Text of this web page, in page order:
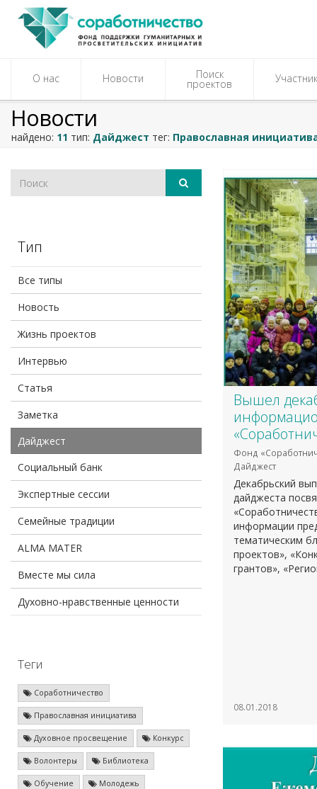
О нас Новости Поиск
проектов
Новости
найдено: 11 тип: Дайджест тег: Православная
Тип
Все типы
Новость
Жизнь проектов
Интервью
Статья
Заметка
Дайджест
Социальный банк
Экспертные сессии
Семейные традиции
ALMA MATER
Вместе мы сила
Духовно-нравственные ценности
Теги
Соработничество
Православная инициатива
Духовное просвещение Конкурс
Волонтеры Библиотека
Обучение Молодежь
Вышел
Фонд
Дайджест
Декабрьский
дайджеста
информации
тематическим
проектов»,
грантов»,
08.01.2018